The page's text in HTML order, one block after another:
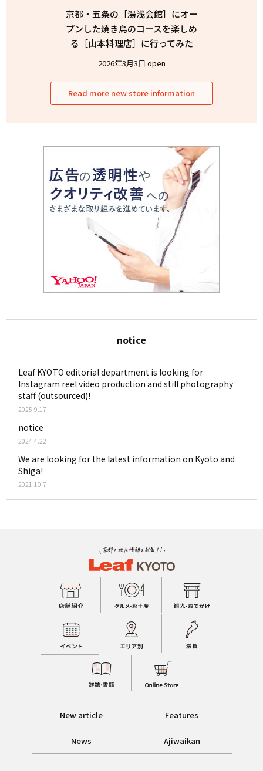
京都・五条の［湯浅会館］にオー
プンした焼き鳥のコースを楽しめ
る［山本料理店］に行ってみた
2026年3月3日 open
Read more new store information
notice
Leaf KYOTO editorial department is looking for
Instagram reel video production and still photography
staff (outsourced)!
2025.9.17
notice
2024.4.22
We are looking for the latest information on Kyoto and
Shiga!
2021.10.7
New article Features
News Ajiwaikan